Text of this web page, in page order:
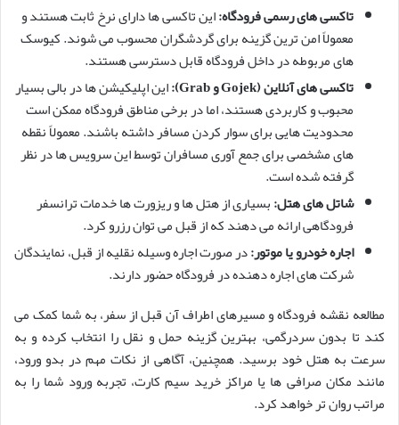
تاکسی های رسمی فرودگاه:این تاکسی ها دارای نرخ ثابت هستند و
معمولاً امن ترین گزینه برای گردشگران محسوب می شوند. کیوسک
های مربوطه در داخل فرودگاه قابل دسترسی هستند.
تاکسی های آنلاین (Gojek و Grab):
این اپلیکیشن ها در بالی بسیار
محبوب و کاربردی هستند، اما در برخی مناطق فرودگاه ممکن است
محدودیت هایی برای سوار کردن مسافر داشته باشند. معمولاً نقطه
های مشخصی برای جمع آوری مسافران توسط این سرویس ها در نظر
گرفته شده است.
شاتل های هتل:بسیاری از هتل ها و ریزورت ها خدمات ترانسفر
فرودگاهی ارائه می دهند که از قبل می توان رزرو کرد.
اجاره خودرو یا موتور:در صورت اجاره وسیله نقلیه از قبل، نمایندگان
شرکت های اجاره دهنده در فرودگاه حضور دارند.
مطالعه نقشه فرودگاه و مسیرهای اطراف آن قبل از سفر، به شما کمک می
کند تا بدون سردرگمی، بهترین گزینه حمل و نقل را انتخاب کرده و به
سرعت به هتل خود برسید. همچنین، آگاهی از نکات مهم در بدو ورود،
مانند مکان صرافی ها یا مراکز خرید سیم کارت، تجربه ورود شما را به
مراتب روان تر خواهد کرد.